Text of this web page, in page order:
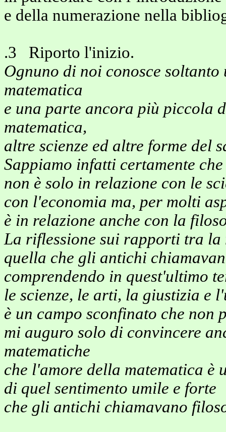
e della numerazione nella
.3 Riporto l'inizio.
Ognuno di noi conosce
matematica
e una parte ancora più piccola
matematica,
altre scienze ed altre forme del
Sappiamo infatti certamente
non è solo in relazione con le
con l'economia ma, per molti
è in relazione anche con la
La riflessione sui rapporti tra la
quella che gli antichi
comprendendo in quest'ultimo
le scienze, le arti, la giustizia e
è un campo sconfinato che non
mi auguro solo di convincere
matematiche
che l'amore della matematica è
di quel sentimento umile e forte
che gli antichi chiamavano